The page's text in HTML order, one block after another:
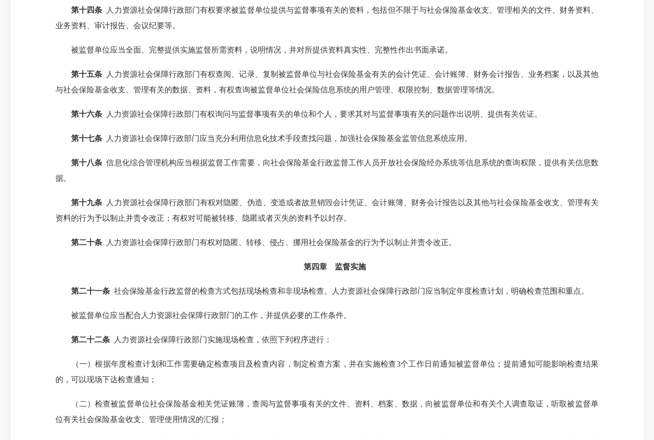
第十四条 人力资源社会保障行政部门有权要求被监督单位提供与监督事项有关的资料，包括但不限于与社会保险基金收支、管理相关的文件、财务资料、
业务资料、审计报告、会议纪要等。
被监督单位应当全面、完整提供实施监督所需资料，说明情况，并对所提供资料真实性、完整性作出书面承诺。
第十五条 人力资源社会保障行政部门有权查阅、记录、复制被监督单位与社会保险基金有关的会计凭证、会计账簿、财务会计报告、业务档案，以及其他
与社会保险基金收支、管理有关的数据、资料，有权查询被监督单位社会保险信息系统的用户管理、权限控制、数据管理等情况。
第十六条 人力资源社会保障行政部门有权询问与监督事项有关的单位和个人，要求其对与监督事项有关的问题作出说明、提供有关佐证。
第十七条 人力资源社会保障行政部门应当充分利用信息化技术手段查找问题，加强社会保险基金监管信息系统应用。
第十八条 信息化综合管理机构应当根据监督工作需要，向社会保险基金行政监督工作人员开放社会保险经办系统等信息系统的查询权限，提供有关信息数
据。
第十九条 人力资源社会保障行政部门有权对隐匿、伪造、变造或者故意销毁会计凭证、会计账簿、财务会计报告以及其他与社会保险基金收支、管理有关
资料的行为予以制止并责令改正；有权对可能被转移、隐匿或者灭失的资料予以封存。
第二十条 人力资源社会保障行政部门有权对隐匿、转移、侵占、挪用社会保险基金的行为予以制止并责令改正。
第四章 监督实施
第二十一条 社会保险基金行政监督的检查方式包括现场检查和非现场检查。人力资源社会保障行政部门应当制定年度检查计划，明确检查范围和重点。
被监督单位应当配合人力资源社会保障行政部门的工作，并提供必要的工作条件。
第二十二条 人力资源社会保障行政部门实施现场检查，依照下列程序进行：
（一）根据年度检查计划和工作需要确定检查项目及检查内容，制定检查方案，并在实施检查3个工作日前通知被监督单位；提前通知可能影响检查结果
的，可以现场下达检查通知；
（二）检查被监督单位社会保险基金相关凭证账簿，查阅与监督事项有关的文件、资料、档案、数据，向被监督单位和有关个人调查取证，听取被监督单
位有关社会保险基金收支、管理使用情况的汇报；